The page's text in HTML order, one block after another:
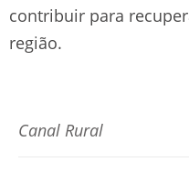
contribuir para
região.
Canal Rural